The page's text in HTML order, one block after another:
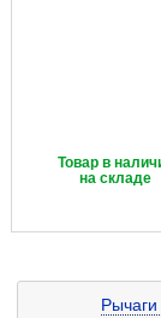
Товар в
на складе